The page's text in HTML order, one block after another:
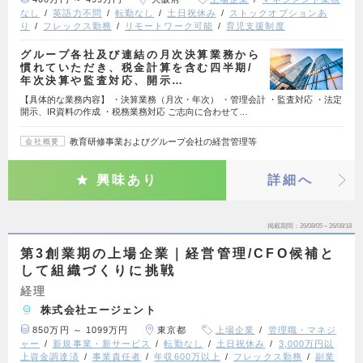
なし
英語力不問 転勤なし 土日祝休み
ストックオプションあ
り
フレックス勤務 リモートワーク可能 育児支援制度
グループ各社及び連結の月次決算業務から
慣れていただき、税金計算を含む四半期/
年次決算や監査対応、開示…
【具体的な業務内容】 ・決算業務（月次・年次） ・管理会計 ・監査対応 ・法定
開示、IR資料の作成 ・税務業務対応 ご志向に合わせて…
会社概要 教育研修事業およびグループ会社の経営管理等
興味あり 詳細へ
掲載期間 26/08/05～26/08/18
第3創業期の上場企業｜経営管理/CFO候補と
して組織づくりに挑戦
経理
株式会社エージェント
850万円 ～ 1099万円 東京都 上場企業
管理職・マネジ
ャー
新規事業・新サービス 転勤なし 土日祝休み
3,000万円以
上資金調達済
事業責任者 年収600万以上 フレックス勤務
副業